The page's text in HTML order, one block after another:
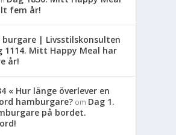
fem år!
burgare | Livsstilskonsulten
1114. Mitt Happy Meal har
år!
« Hur länge överlever en
hamburgare? om Dag 1.
på bordet.